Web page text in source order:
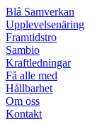
Blå Samverkan
Upplevelsenäring
Framtidstro
Sambio
Kraftledningar
Få alle med
Hållbarhet
Om oss
Kontakt